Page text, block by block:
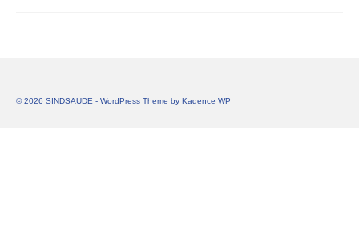
© 2026 SINDSAUDE - WordPress Theme by Kadence WP